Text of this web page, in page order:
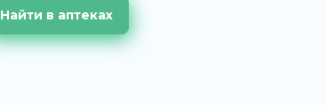
Найти в аптеках